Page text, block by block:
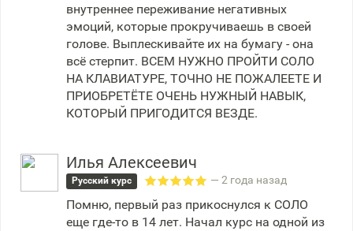
внутреннее переживание негативных
эмоций, которые прокручиваешь в своей
голове. Выплескивайте их на бумагу - она
всё стерпит. ВСЕМ НУЖНО ПРОЙТИ СОЛО
НА КЛАВИАТУРЕ, ТОЧНО НЕ ПОЖАЛЕЕТЕ И
ПРИОБРЕТЁТЕ ОЧЕНЬ НУЖНЫЙ НАВЫК,
КОТОРЫЙ ПРИГОДИТСЯ ВЕЗДЕ.
Илья Алексеевич
Русский курс — 2 года назад
Помню, первый раз прикоснулся к СОЛО
еще где-то в 14 лет. Начал курс на одной из